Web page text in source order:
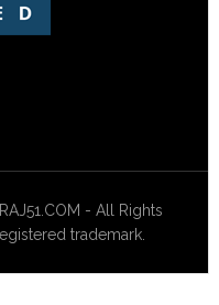
- All Rights
trademark.